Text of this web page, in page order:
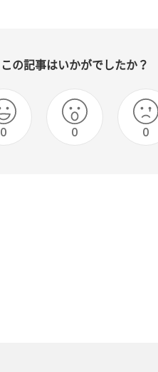
この記事はいかがでしたか？
0 0 0